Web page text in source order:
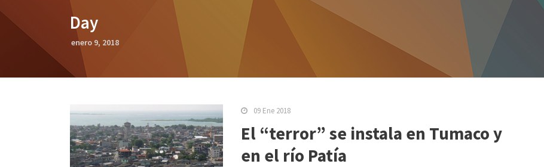
Day
enero 9, 2018
09 Ene 2018
El “terror” se instala en Tumaco y
en el río Patía